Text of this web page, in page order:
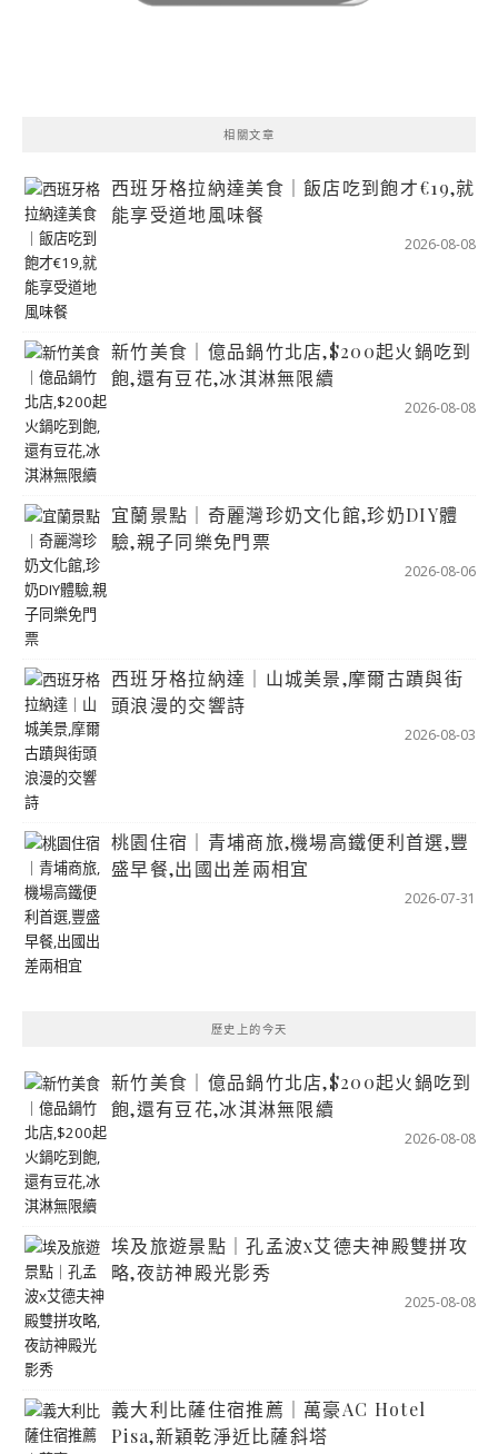
相關文章
西班牙格拉納達美食｜飯店吃到飽才€19,就
能享受道地風味餐
2026-08-08
新竹美食｜億品鍋竹北店,$200起火鍋吃到
飽,還有豆花,冰淇淋無限續
2026-08-08
宜蘭景點｜奇麗灣珍奶文化館,珍奶DIY體
驗,親子同樂免門票
2026-08-06
西班牙格拉納達｜山城美景,摩爾古蹟與街
頭浪漫的交響詩
2026-08-03
桃園住宿｜青埔商旅,機場高鐵便利首選,豐
盛早餐,出國出差兩相宜
2026-07-31
歷史上的今天
新竹美食｜億品鍋竹北店,$200起火鍋吃到
飽,還有豆花,冰淇淋無限續
2026-08-08
埃及旅遊景點｜孔孟波x艾德夫神殿雙拼攻
略,夜訪神殿光影秀
2025-08-08
義大利比薩住宿推薦｜萬豪AC Hotel
Pisa,新穎乾淨近比薩斜塔